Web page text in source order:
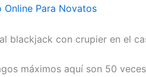
Online Para Novatos
blackjack con crupier en el
máximos aquí son 50